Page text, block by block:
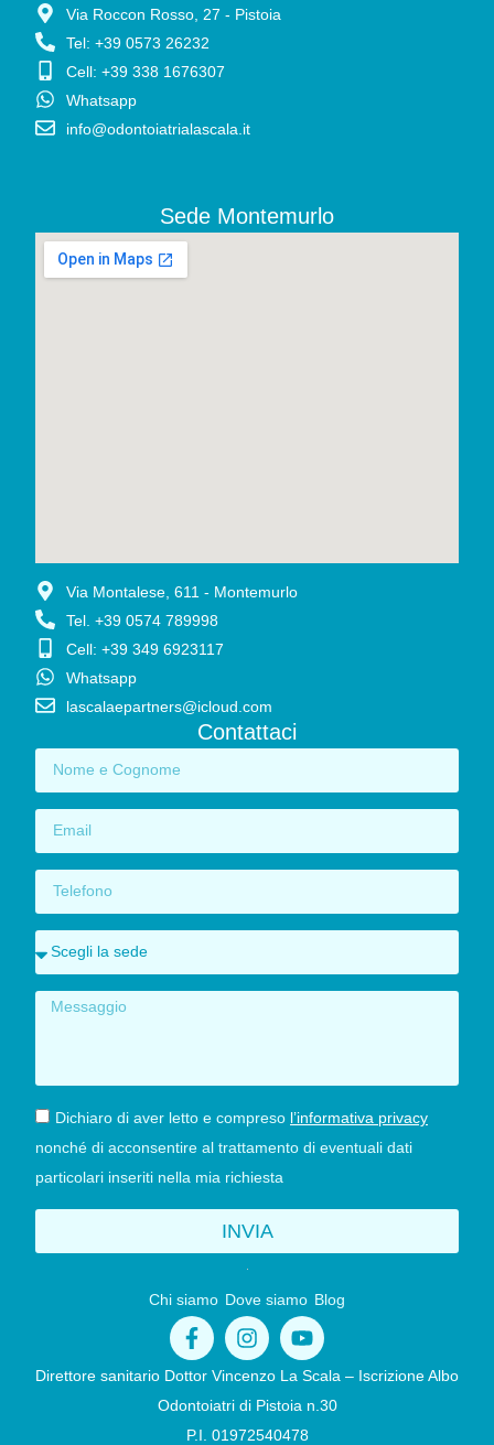
Via Roccon Rosso, 27 - Pistoia
Tel: +39 0573 26232
Cell: +39 338 1676307
Whatsapp
info@odontoiatrialascala.it
Sede Montemurlo
Via Montalese, 611 - Montemurlo
Tel. +39 0574 789998
Cell: +39 349 6923117
Whatsapp
lascalaepartners@icloud.com
Contattaci
Dichiaro di aver letto e compreso l’informativa privacy
nonché di acconsentire al trattamento di eventuali dati
particolari inseriti nella mia richiesta
INVIA
Chi siamo Dove siamo Blog
Direttore sanitario Dottor Vincenzo La Scala – Iscrizione Albo
Odontoiatri di Pistoia n.30
P.I. 01972540478